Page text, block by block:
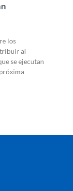
los
al
se ejecutan